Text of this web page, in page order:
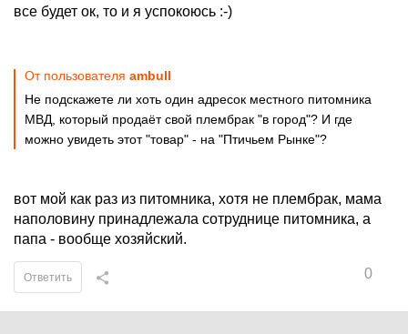
все будет ок, то и я успокоюсь :-)
От пользователя ambull
Не подскажете ли хоть один адресок местного питомника
МВД, который продаёт свой плембрак "в город"? И где
можно увидеть этот "товар" - на "Птичьем Рынке"?
вот мой как раз из питомника, хотя не плембрак, мама
наполовину принадлежала сотруднице питомника, а
папа - вообще хозяйский.
0
Ответить